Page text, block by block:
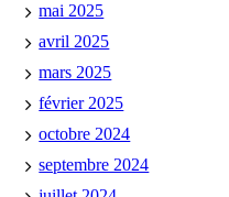
mai 2025
avril 2025
mars 2025
février 2025
octobre 2024
septembre 2024